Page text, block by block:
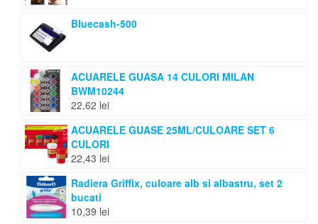
Bluecash-500
ACUARELE GUASA 14 CULORI MILAN
BWM10244
22,62 lei
ACUARELE GUASE 25ML/CULOARE SET 6
CULORI
22,43 lei
Radiera Griffix, culoare alb si albastru, set 2
bucati
10,39 lei